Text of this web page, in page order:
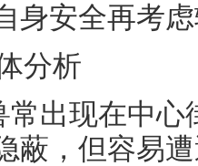
身安全再考
分析
常出现在中
蔽，但容易